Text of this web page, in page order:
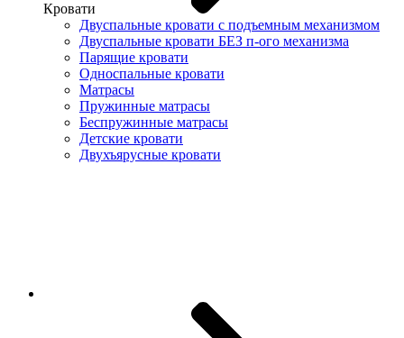
Кровати
Двуспальные кровати с подъемным механизмом
Двуспальные кровати БЕЗ п-ого механизма
Парящие кровати
Односпальные кровати
Матрасы
Пружинные матрасы
Беспружинные матрасы
Детские кровати
Двухъярусные кровати